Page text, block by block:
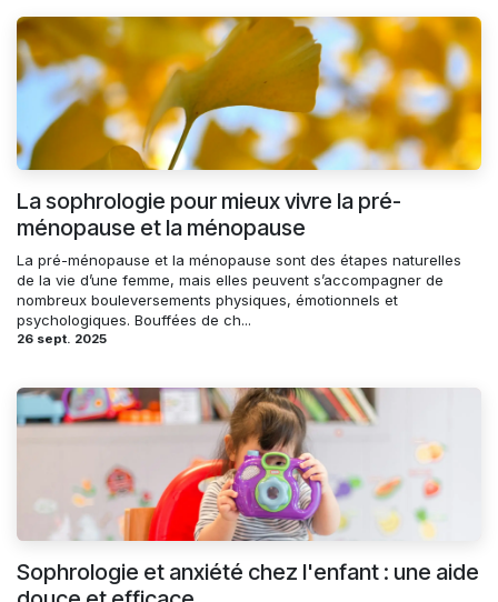
La sophrologie pour mieux vivre la pré-
ménopause et la ménopause
La pré-ménopause et la ménopause sont des étapes naturelles
de la vie d’une femme, mais elles peuvent s’accompagner de
nombreux bouleversements physiques, émotionnels et
psychologiques. Bouffées de ch...
26 sept. 2025
Sophrologie et anxiété chez l'enfant : une aide